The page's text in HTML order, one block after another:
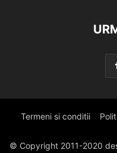
Termeni si conditii
© Copyright 2011-2020